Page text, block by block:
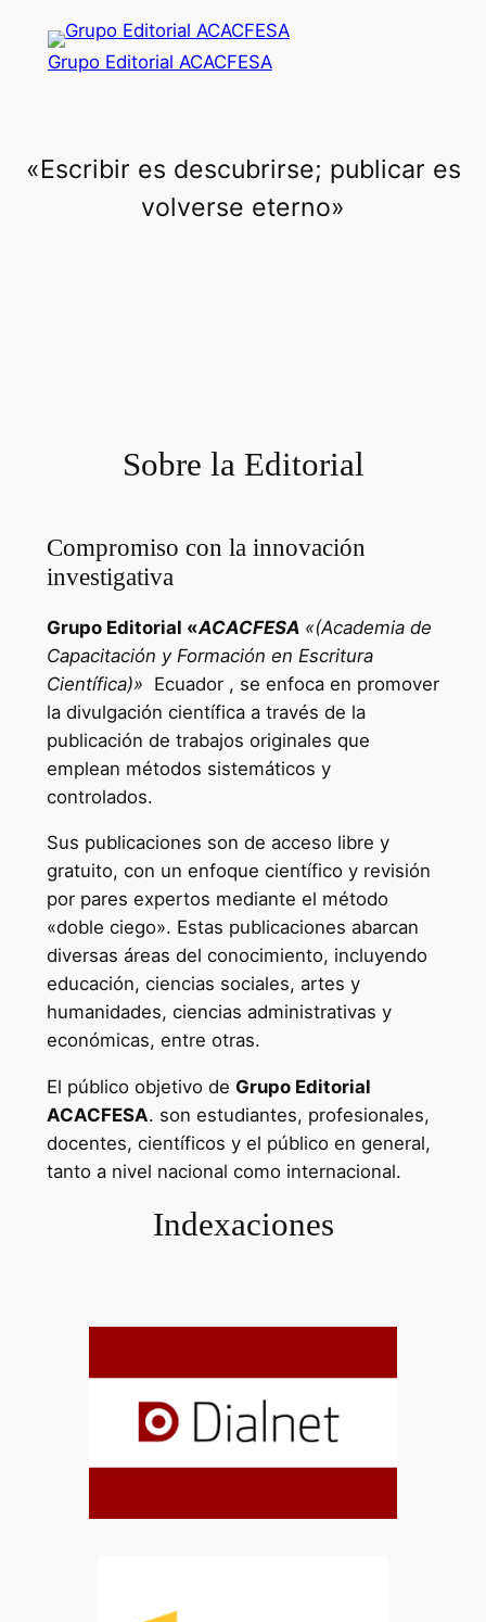
contenido
Grupo Editorial ACACFESA
«Escribir es descubrirse; publicar es
volverse eterno»
Sobre la Editorial
Compromiso con la innovación
investigativa
Grupo Editorial «ACACFESA «(Academia de
Capacitación y Formación en Escritura
Científica)» Ecuador , se enfoca en promover
la divulgación científica a través de la
publicación de trabajos originales que
emplean métodos sistemáticos y
controlados.
Sus publicaciones son de acceso libre y
gratuito, con un enfoque científico y revisión
por pares expertos mediante el método
«doble ciego». Estas publicaciones abarcan
diversas áreas del conocimiento, incluyendo
educación, ciencias sociales, artes y
humanidades, ciencias administrativas y
económicas, entre otras.
El público objetivo de Grupo Editorial
ACACFESA. son estudiantes, profesionales,
docentes, científicos y el público en general,
tanto a nivel nacional como internacional.
Indexaciones